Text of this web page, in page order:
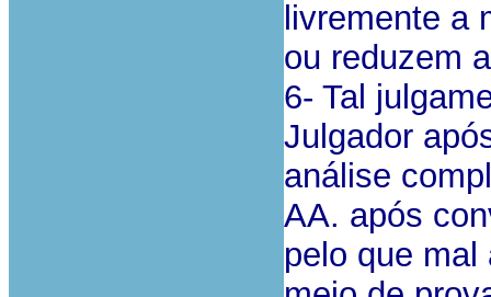
livremente a
ou reduzem
6- Tal
Julgador
análise
AA. após
pelo que mal